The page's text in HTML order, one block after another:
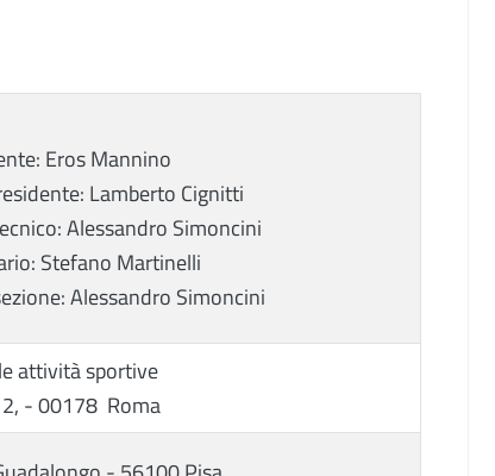
Eros Mannino
Lamberto Cignitti
Alessandro Simoncini
Stefano Martinelli
Alessandro Simoncini
attività sportive
2, - 00178 Roma